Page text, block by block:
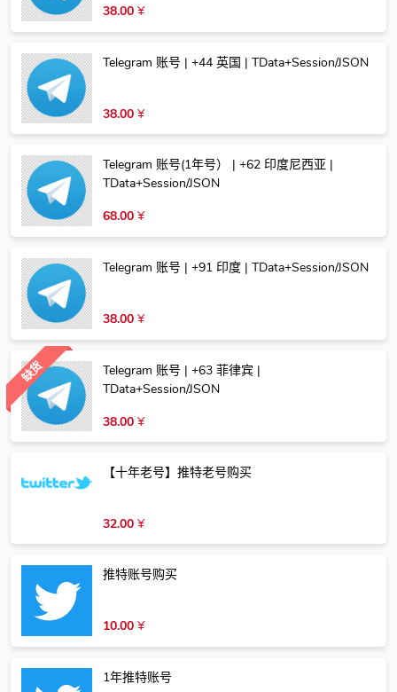
38.00 ¥
Telegram 账号 | +44 英国 | TData+Session/JSON
38.00 ¥
Telegram 账号(1年号） | +62 印度尼西亚 |
TData+Session/JSON
68.00 ¥
Telegram 账号 | +91 印度 | TData+Session/JSON
38.00 ¥
缺货
Telegram 账号 | +63 菲律宾 |
TData+Session/JSON
38.00 ¥
【十年老号】推特老号购买
32.00 ¥
推特账号购买
10.00 ¥
1年推特账号